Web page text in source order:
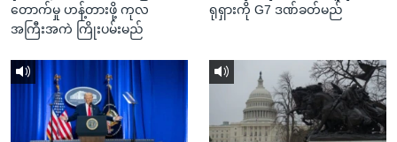
တောက်မှု ဟန့်တားဖို့ ကုလ
အကြီးအကဲ ကြိုးပမ်းမည်
ရုရှားကို G7 ဒဏ်ခတ်မည်